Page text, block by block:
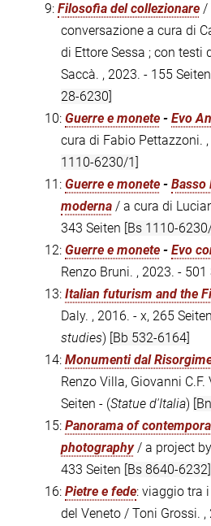
9: Filosofia del collezionare /
conversazione a cura di
di Ettore Sessa ; con testi
Saccà. , 2023. - 155
28-6230]
10: Guerre e monete - Evo
cura di Fabio Pettazzoni.
1110-6230/1]
11: Guerre e monete - Basso
moderna / a cura di
343 Seiten [Bs 1110-
12: Guerre e monete - Evo
Renzo Bruni. , 2023. - 501
13: Italian futurism and the
Daly. , 2016. - x, 265
studies) [Bb 532-6164]
14: Monumenti dal
Renzo Villa, Giovanni
Seiten - (Statue d'Italia)
15: Panorama of
photography/ a project
433 Seiten [Bs 8640-6232]
16: Pietre e fede: viaggio tra
del Veneto / Toni Grossi. ,